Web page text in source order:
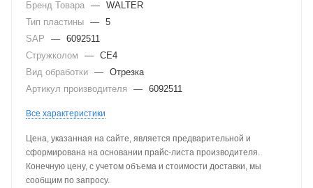
Бренд Товара — WALTER
Тип пластины — 5
SAP
— 6092511
Стружколом
— CE4
Вид обработки — Отрезка
Артикул производителя
— 6092511
Все характеристики
Цена, указанная на сайте, является предварительной и
сформирована на основании прайс-листа производителя.
Конечную цену, с учетом объема и стоимости доставки, мы
сообщим по запросу.